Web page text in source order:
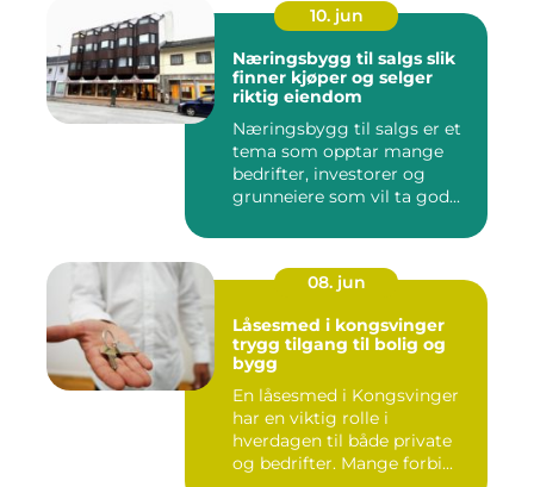
10. jun
Næringsbygg til salgs slik
finner kjøper og selger
riktig eiendom
Næringsbygg til salgs er et
tema som opptar mange
bedrifter, investorer og
grunneiere som vil ta god...
08. jun
Låsesmed i kongsvinger
trygg tilgang til bolig og
bygg
En låsesmed i Kongsvinger
har en viktig rolle i
hverdagen til både private
og bedrifter. Mange forbi...